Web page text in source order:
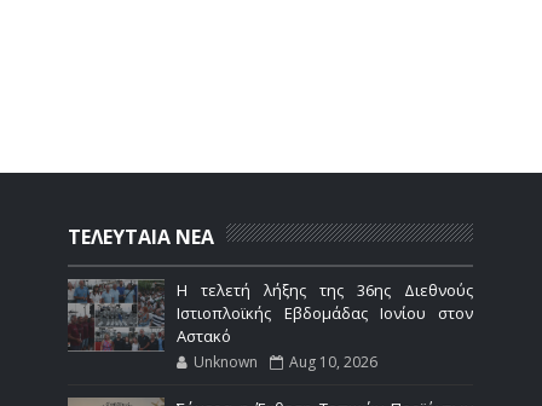
ΤΕΛΕΥΤΑΙΑ ΝΕΑ
Η τελετή λήξης της 36ης Διεθνούς
Ιστιοπλοϊκής Εβδομάδας Ιονίου στον
Αστακό
Unknown Aug 10, 2026